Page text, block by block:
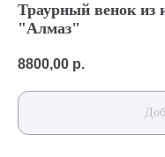
Траурный венок из
"Алмаз"
8800,00 р.